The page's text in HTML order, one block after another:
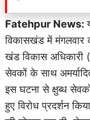
Fatehpur News:
विकासखंड में मंगलवार
खंड विकास अधिकारी
सेवकों के साथ
इस घटना से क्षुब्ध
हुए विरोध प्रदर्शन